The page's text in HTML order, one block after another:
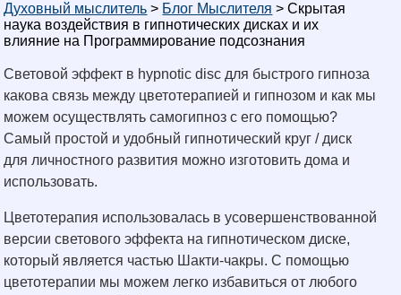
Духовный мыслитель > Блог Мыслителя >Скрытая
наука воздействия в гипнотических дисках и их
влияние на Программирование подсознания
Световой эффект в hypnotic disc для быстрого гипноза
какова связь между цветотерапией и гипнозом и как мы
можем осуществлять самогипноз с его помощью?
Самый простой и удобный гипнотический круг / диск
для личностного развития можно изготовить дома и
использовать.
Цветотерапия использовалась в усовершенствованной
версии светового эффекта на гипнотическом диске,
который является частью Шакти-чакры. С помощью
цветотерапии мы можем легко избавиться от любого